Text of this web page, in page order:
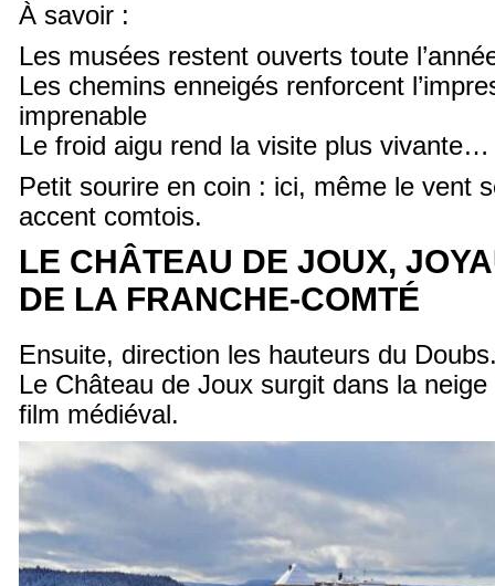
À savoir :
Les musées restent ouverts toute
Les chemins enneigés renforcent
imprenable
Le froid aigu rend la visite plus
Petit sourire en coin : ici, même le vent
accent comtois.
LE CHÂTEAU DE JOUX,
DE LA FRANCHE-COMTÉ
Ensuite, direction les hauteurs du
Le Château de Joux surgit dans la
film médiéval.